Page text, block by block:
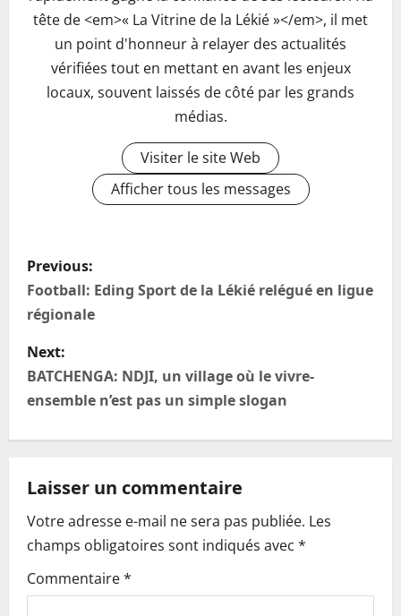
tête de <em>« La Vitrine de la Lékié »</em>, il met
un point d'honneur à relayer des actualités
vérifiées tout en mettant en avant les enjeux
locaux, souvent laissés de côté par les grands
médias.
Visiter le site Web
Afficher tous les messages
P
o
t
n
a
v
i
g
a
Previous:
Football: Eding Sport de la Lékié relégué en ligue
régionale
Next:
BATCHENGA: NDJI, un village où le vivre-
ensemble n’est pas un simple slogan
Laisser un commentaire
Votre adresse e-mail ne sera pas publiée. Les
champs obligatoires sont indiqués avec *
Commentaire*